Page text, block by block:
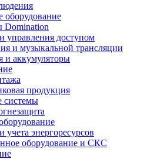
Domination
управления доступом
и музыкальной трансляции
и аккумуляторы
продукция
системы
энергоресурсов
оборудование и СКС